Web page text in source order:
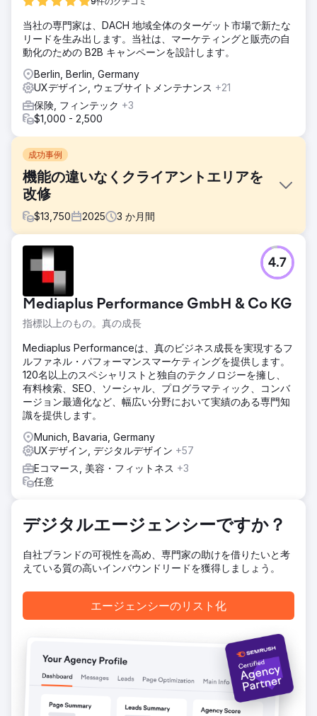
当社の専門家は、DACH 地域全体のターゲット市場で新たな
リードを生み出します。当社は、マーケティングと販売の自
動化のための B2B キャンペーンを設計します。
Berlin, Berlin, Germany
UXデザイン, ウェブサイトメンテナンス +21
保険, フィンテック +3
$1,000 - 2,500
成功事例
機能の違いなくクライアントエリアを
改修
$13,750 2025 3 か月間
課題
医療・製薬会社であるコーポレートヘルス社が、新しいブラ
ンディングガイドラインに基づき、自社ブランドのウェブサ
イトをリニューアルするようDigishockに依頼しました。以
前のウェブサイトには、パーソナライズされた問い合わせ
先、ナレッジベース、その他の情報を提供する顧客セクショ
ソリューション
クライアントエリアも刷新する必要がありましたが、クライ
アントのイントラネットからクライアントエリアにサインイ
ンするための特別な方法は維持する必要がありました。各ク
ライアントは既に、従来の認証方法で固有のキーを使用して
いました。Digishockは、新しい認証システムの構築におい
てこれらの固有キーを活用し、各クライアントキーを新しい
認証方法にリダイレクトするようにしました。
結果
ウェブサイト全体は、最新のブランディングガイドラインに
が、ユーザー機能はそのまま維持しました。また、クライア
ントエリアは以前よりも高速化、セキュリティ強化、安定性
向上を実現しました。
Mediaplus Performance GmbH & Co KG
指標以上のもの。真の成長
4.7
Mediaplus Performanceは、真のビジネス成長を実現するフ
ルファネル・パフォーマンスマーケティングを提供します。
120名以上のスペシャリストと独自のテクノロジーを擁し、
有料検索、SEO、ソーシャル、プログラマティック、コンバ
ージョン最適化など、幅広い分野において実績のある専門知
識を提供します。
Munich, Bavaria, Germany
UXデザイン, デジタルデザイン +57
Eコマース, 美容・フィットネス +3
任意
デジタルエージェンシーですか？
自社ブランドの可視性を高め、専門家の助けを借りたいと考
えている質の高いインバウンドリードを獲得しましょう。
エージェンシーのリスト化